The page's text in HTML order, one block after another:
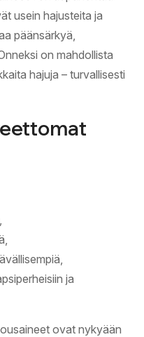
usein hajusteita ja
päänsärkyä,
on mahdollista
hajuja – turvallisesti
ja
ovat nykyään